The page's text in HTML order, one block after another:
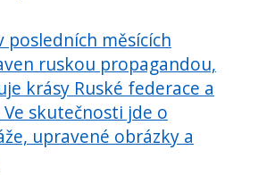
posledních měsících
ruskou propagandou,
krásy Ruské federace a
skutečnosti jde o
upravené obrázky a